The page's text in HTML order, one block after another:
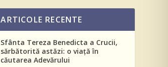
ARTICOLE RECENTE
Sfânta Tereza Benedicta a Crucii,
sărbătorită astăzi: o viață în
căutarea Adevărului